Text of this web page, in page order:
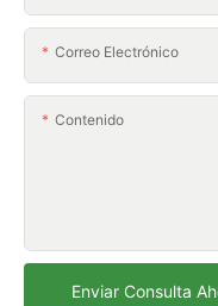
Correo Electrónico
Contenido
Enviar Consulta